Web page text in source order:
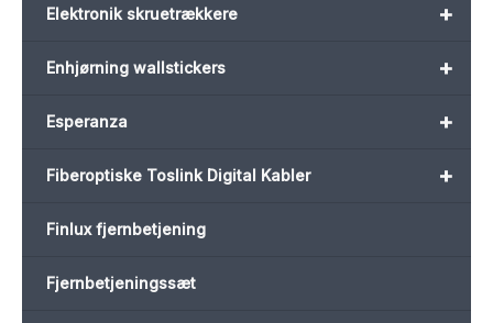
+
Elektronik skruetrækkere
+
Enhjørning wallstickers
+
Esperanza
+
Fiberoptiske Toslink Digital Kabler
Finlux fjernbetjening
Fjernbetjeningssæt